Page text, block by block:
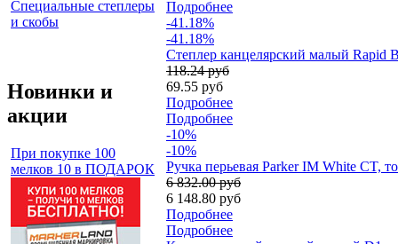
Специальные степлеры
и скобы
Новинки и
акции
При покупке 100
мелков 10 в ПОДАРОК
Подробнее
-41.18%
-41.18%
Степлер канцелярский малый Rapid
118.24 руб
69.55 руб
Подробнее
Подробнее
-10%
-10%
Ручка перьевая Parker IM White CT,
6 832.00 руб
6 148.80 руб
Подробнее
Подробнее